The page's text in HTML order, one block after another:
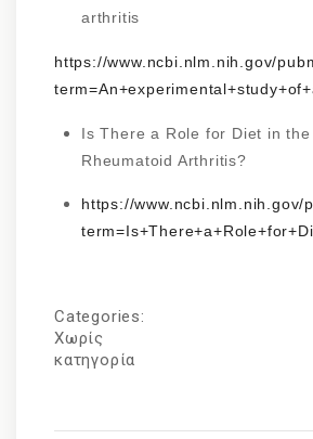
arthritis
https://www.ncbi.nlm.nih.gov/
Is There a Role for Diet in
Rheumatoid Arthritis?
https://www.ncbi.nlm.nih.gov/
Categories:
Χωρίς
κατηγορία